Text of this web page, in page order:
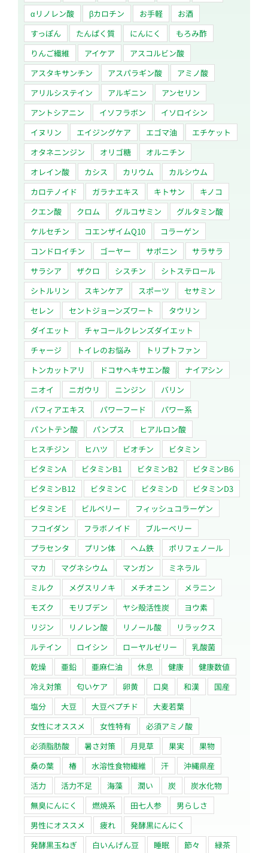
αリノレン酸
βカロチン お手軽
お酒
すっぽん
たんぱく質 にんにく
もろみ酢
りんご繊維
アイケア
アスコルビン酸
アスタキサンチン
アスパラギン酸
アミノ酸
アリルシステイン
アルギニン
アンセリン
アントシアニン
イソフラボン
イソロイシン
イヌリン
エイジングケア エゴマ油
エチケット
オタネニンジン
オリゴ糖
オルニチン
オレイン酸
カシス カリウム
カルシウム
カロテノイド
ガラナエキス キトサン
キノコ
クエン酸
クロム グルコサミン
グルタミン酸
ケルセチン
コエンザイムQ10
コラーゲン
コンドロイチン
ゴーヤー サポニン
サラサラ
サラシア
ザクロ シスチン
シトステロール
シトルリン
スキンケア スポーツ
セサミン
セレン
セントジョーンズワート
タウリン
ダイエット
チャコールクレンズダイエット
チャージ
トイレのお悩み
トリプトファン
トンカットアリ
ドコサヘキサエン酸
ナイアシン
ニオイ
ニガウリ ニンジン
バリン
パフィアエキス
パワーフード
パワー系
パントテン酸
パンプス
ヒアルロン酸
ヒスチジン
ヒハツ ビオチン
ビタミン
ビタミンA
ビタミンB1 ビタミンB2
ビタミンB6
ビタミンB12
ビタミンC ビタミンD
ビタミンD3
ビタミンE
ビルベリー
フィッシュコラーゲン
フコイダン
フラボノイド
ブルーベリー
プラセンタ
プリン体 ヘム鉄
ポリフェノール
マカ
マグネシウム マンガン
ミネラル
ミルク
メグスリノキ メチオニン
メラニン
モズク
モリブデン ヤシ殻活性炭
ヨウ素
リジン
リノレン酸 リノール酸
リラックス
ルテイン
ロイシン ローヤルゼリー
乳酸菌
乾燥
亜鉛 亜麻仁油 休息 健康
健康数値
冷え対策
匂いケア 卵黄 口臭 和漢
国産
塩分
大豆 大豆ペプチド
大麦若葉
女性にオススメ
女性特有
必須アミノ酸
必須脂肪酸
暑さ対策 月見草 果実
果物
桑の葉
椿 水溶性食物繊維 汗
沖縄県産
活力
活力不足 海藻 潤い 炭
炭水化物
無臭にんにく
燃焼系 田七人参
男らしさ
男性にオススメ
疲れ
発酵黒にんにく
発酵黒玉ねぎ
白いんげん豆 睡眠 節々 緑茶